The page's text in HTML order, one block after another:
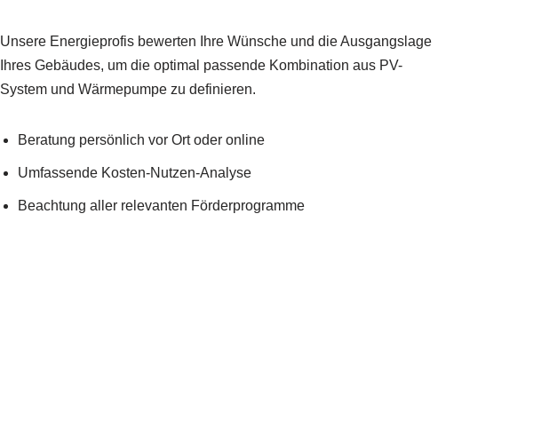
Unsere Energieprofis bewerten Ihre Wünsche und die Ausgangslage
Ihres Gebäudes, um die optimal passende Kombination aus PV-
System und Wärmepumpe zu definieren.
Beratung persönlich vor Ort oder online
Umfassende Kosten-Nutzen-Analyse
Beachtung aller relevanten Förderprogramme